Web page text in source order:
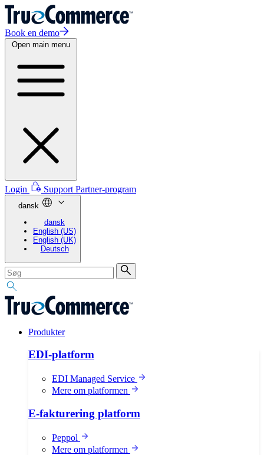
Book en demo
Open main menu
Login Support Partner-program
dansk
dansk
English (US)
English (UK)
Deutsch
Produkter
EDI-platform
EDI Managed Service
Mere om platformen
E-fakturering platform
Peppol
Mere om platformen